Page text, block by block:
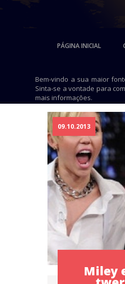
PÁGINA INICIAL
Bem-vindo a sua maior
Sinta-se a vontade para
mais informações.
09.10.2013
Miley